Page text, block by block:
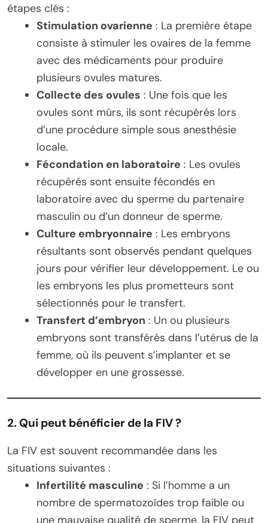
étapes clés :
Stimulation ovarienne : La première étape
consiste à stimuler les ovaires de la femme
avec des médicaments pour produire
plusieurs ovules matures.
Collecte des ovules : Une fois que les
ovules sont mûrs, ils sont récupérés lors
d’une procédure simple sous anesthésie
locale.
Fécondation en laboratoire : Les ovules
récupérés sont ensuite fécondés en
laboratoire avec du sperme du partenaire
masculin ou d’un donneur de sperme.
Culture embryonnaire : Les embryons
résultants sont observés pendant quelques
jours pour vérifier leur développement. Le ou
les embryons les plus prometteurs sont
sélectionnés pour le transfert.
Transfert d’embryon : Un ou plusieurs
embryons sont transférés dans l’utérus de la
femme, où ils peuvent s’implanter et se
développer en une grossesse.
2. Qui peut bénéficier de la FIV ?
La FIV est souvent recommandée dans les
situations suivantes :
Infertilité masculine : Si l’homme a un
nombre de spermatozoïdes trop faible ou
une mauvaise qualité de sperme, la FIV peut